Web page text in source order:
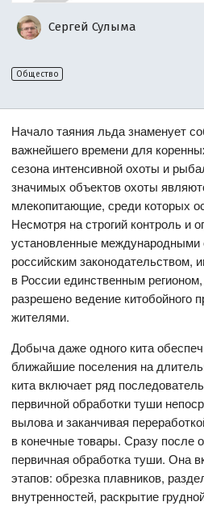
Сергей Сулыма
Общество
Начало таяния льда знаменует
важнейшего времени для
сезона интенсивной охоты и
значимых объектов охоты
млекопитающие, среди которых
Несмотря на строгий контроль и
установленные международными
российским законодательством,
в России единственным
разрешено ведение китобойного
жителями.
Добыча даже одного кита
ближайшие поселения на
кита включает ряд
первичной обработки туши
вылова и заканчивая
в конечные товары. Сразу после
первичная обработка туши. Она
этапов: обрезка плавников,
внутренностей, раскрытие